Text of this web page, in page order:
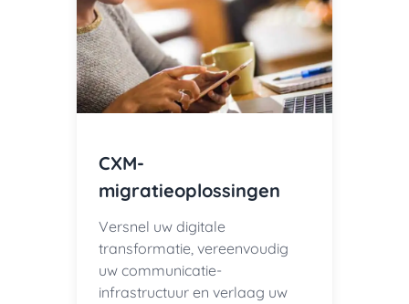
CXM-
migratieoplossingen
Versnel uw digitale
transformatie, vereenvoudig
uw communicatie-
infrastructuur en verlaag uw